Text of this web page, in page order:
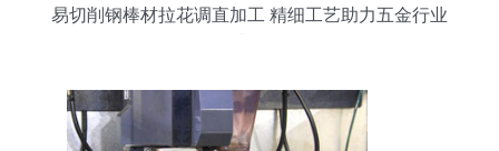
易切削钢棒材拉花调直加工 精细工艺助力五金行业